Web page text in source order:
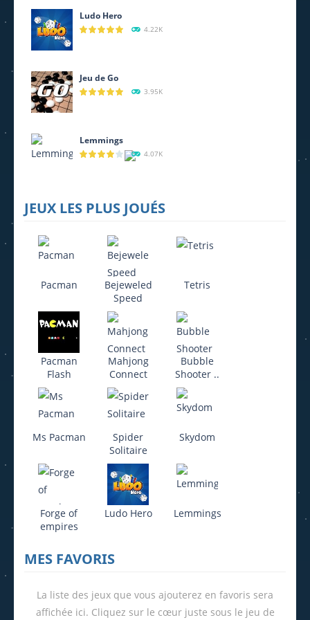
Ludo Hero
4.22K
Jeu de Go
3.95K
Lemmings
4.07K
JEUX LES PLUS JOUÉS
Pacman
Bejeweled
Speed
Tetris
Pacman
Flash
Mahjong
Connect
Bubble
Shooter ..
Ms Pacman
Spider
Solitaire
Skydom
Forge of
empires
Ludo Hero Lemmings
MES FAVORIS
La liste des jeux que vous ajouterez en favoris sera
affichée ici. Cliquez sur le cœur juste sous le jeu de